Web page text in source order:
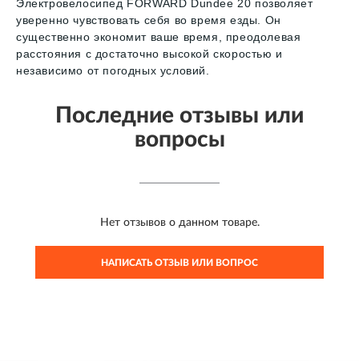
Электровелосипед FORWARD Dundee 20 позволяет
уверенно чувствовать себя во время езды. Он
существенно экономит ваше время, преодолевая
расстояния с достаточно высокой скоростью и
независимо от погодных условий.
Последние отзывы или
вопросы
Нет отзывов о данном товаре.
НАПИСАТЬ ОТЗЫВ ИЛИ ВОПРОС